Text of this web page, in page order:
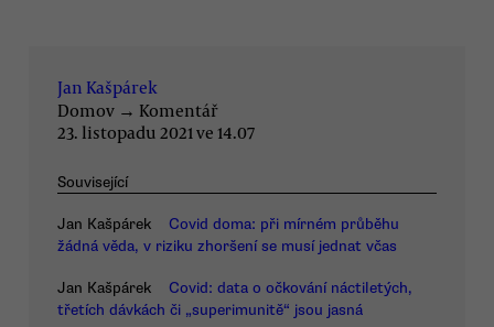
Jan Kašpárek
Domov → Komentář
23. listopadu 2021 ve 14.07
Související
Jan Kašpárek
Covid doma: při mírném průběhu
žádná věda, v riziku zhoršení se musí jednat včas
Jan Kašpárek
Covid: data o očkování náctiletých,
třetích dávkách či „superimunitě“ jsou jasná